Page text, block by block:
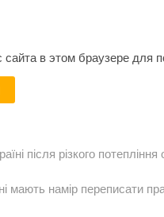
в этом браузере для
після різкого
мають намір переписати